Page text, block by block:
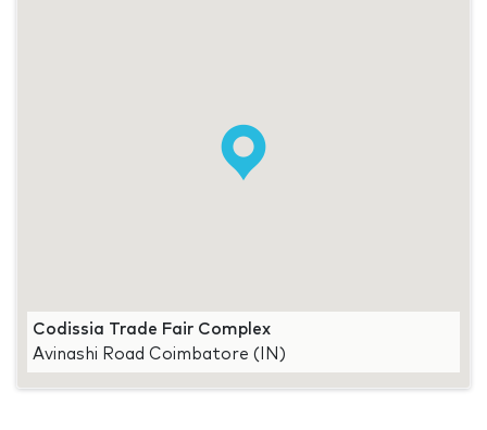
Codissia Trade Fair Complex
Avinashi Road Coimbatore (IN)